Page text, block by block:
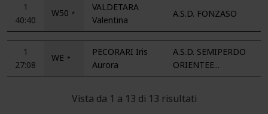
1
40:40
W50 *
VALDETARA
Valentina
A.S.D. FONZASO
1
27:08
WE *
PECORARI Iris
Aurora
A.S.D. SEMIPERDO
ORIENTEE...
Vista da 1 a 13 di 13 risultati